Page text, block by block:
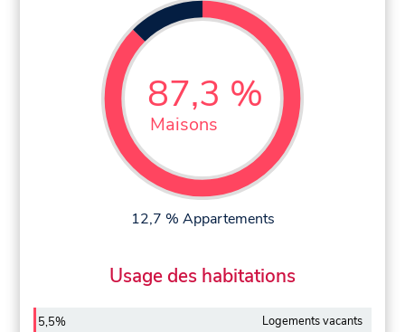
87,3 %
Maisons
12,7 % Appartements
Usage des habitations
5,5% Logements vacants